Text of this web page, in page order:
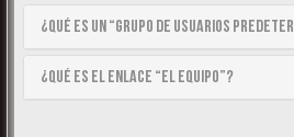
¿Qué es un “Grupo de Usuarios
¿Qué es el enlace “El equipo”?